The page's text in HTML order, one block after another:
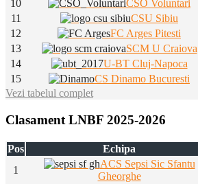
10
CSO Voluntari
11
CSU Sibiu
12
FC Arges Pitesti
13
SCM U Craiova
14
U-BT Cluj-Napoca
15
CS Dinamo Bucuresti
Vezi tabelul complet
Clasament LNBF 2025-2026
Pos Echipa
1
ACS Sepsi Sic Sfantu
Gheorghe